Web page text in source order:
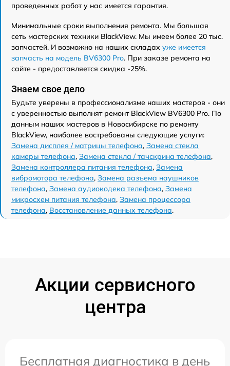
проведенных работ у нас имеется гарантия.
Минимальные сроки выполнения ремонта. Мы большая
сеть мастерских техники BlackView. Мы имеем более 20 тыс.
запчастей. И возможно на наших складах уже имеется
запчасть на модель BV6300 Pro. При заказе ремонта на
сайте - предоставляется скидка -25%.
Знаем свое дело
Будьте уверены в профессионализме наших мастеров - они
с уверенностью выполнят ремонт BlackView BV6300 Pro. По
данным наших мастеров в Новосибирске по ремонту
BlackView, наиболее востребованы следующие услуги:
Замена дисплея / матрицы телефона, Замена стекла
камеры телефона, Замена стекла / тачскрина телефона,
Замена контроллера питания телефона, Замена
вибромотора телефона, Замена разъема наушников
телефона, Замена аудиокодека телефона, Замена
микросхем питания телефона, Замена процессора
телефона, Восстановление данных телефона.
Акции сервисного
центра
Бесплатная диагностика в день